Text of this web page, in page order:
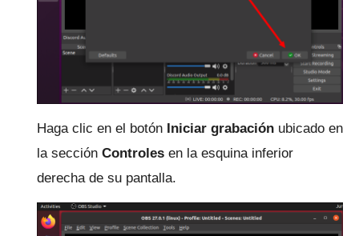
Haga clic en el botón Iniciar grabación ubicado en
la sección Controles en la esquina inferior
derecha de su pantalla.